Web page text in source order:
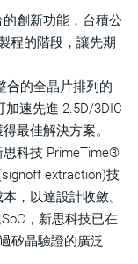
創新功能，台積公
程的階段，讓先期
合的全晶片排列的
速先進 2.5D/3DIC
最佳解決方案。
科技 PrimeTime®
extraction)技
，以達設計收斂。
，新思科技已在
矽晶驗證的廣泛